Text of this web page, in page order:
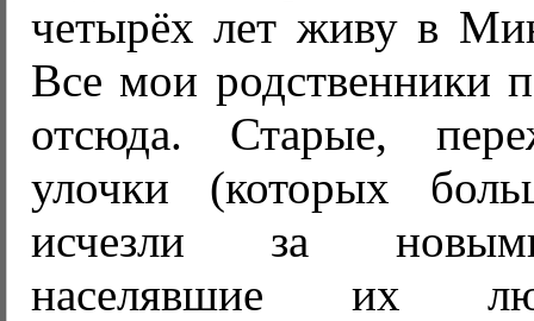
четырёх лет живу в
Все мои родственники
отсюда. Старые,
улочки (которых
исчезли за
населявшие их